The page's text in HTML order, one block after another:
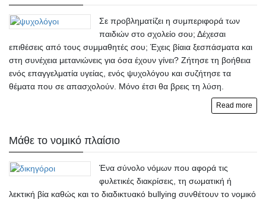
Σε προβληματίζει η συμπεριφορά των
παιδιών στο σχολείο σου; Δέχεσαι
επιθέσεις από τους συμμαθητές σου; Έχεις βίαια ξεσπάσματα και
στη συνέχεια μετανιώνεις για όσα έχουν γίνει? Ζήτησε τη βοήθεια
ενός επαγγελματία υγείας, ενός ψυχολόγου και συζήτησε τα
θέματα που σε απασχολούν. Μόνο έτσι θα βρεις τη λύση.
Read more
Μάθε το νομικό πλαίσιο
Ένα σύνολο νόμων που αφορά τις
φυλετικές διακρίσεις, τη σωματική ή
λεκτική βία καθώς και το διαδικτυακό bullying συνθέτουν το νομικό